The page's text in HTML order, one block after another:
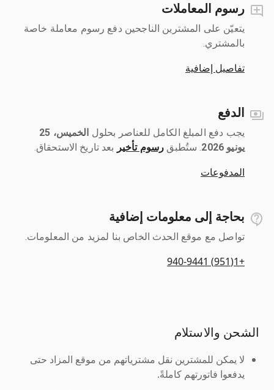
رسوم المعاملات
يتعيّن على المشترين الناجحين دفع رسوم معاملة خاصة
بالمشتري.
تفاصيل إضافية
الدفع
يجب دفع المبلغ الكامل للعناصر بحلول ‎
الخميس، 25
يونيو 2026
رسوم تأخير بعد تاريخ الاستحقاق.
المدفوعات
بحاجة إلى معلومات إضافية
تواصل مع موقع الحدث الخاص بنا لمزيد من المعلومات.
+1(951) 940-9441
الشحن والاستلام
لا يمكن للمشترين نقل مشترياتهم من موقع المزاد حتى
يدفعوا فاتورتهم كاملةً.